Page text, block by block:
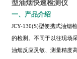
型油烟快速检测仪
一、产品介绍
JCY-130(S)型便携式油烟
的检测。不同于以往现场
油烟反应灵敏、测量精度